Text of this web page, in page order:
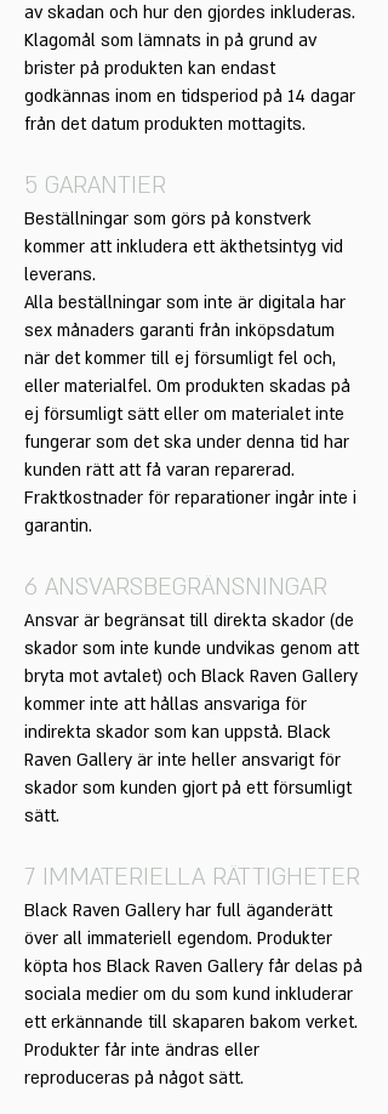
av skadan och hur den gjordes inkluderas.
Klagomål som lämnats in på grund av
brister på produkten kan endast
godkännas inom en tidsperiod på 14 dagar
från det datum produkten mottagits.
5 GARANTIER
Beställningar som görs på konstverk
kommer att inkludera ett äkthetsintyg vid
leverans.
Alla beställningar som inte är digitala har
sex månaders garanti från inköpsdatum
när det kommer till ej försumligt fel och,
eller materialfel. Om produkten skadas på
ej försumligt sätt eller om materialet inte
fungerar som det ska under denna tid har
kunden rätt att få varan reparerad.
Fraktkostnader för reparationer ingår inte i
garantin.
6 ANSVARSBEGRÄNSNINGAR
Ansvar är begränsat till direkta skador (de
skador som inte kunde undvikas genom att
bryta mot avtalet) och Black Raven Gallery
kommer inte att hållas ansvariga för
indirekta skador som kan uppstå. Black
Raven Gallery är inte heller ansvarigt för
skador som kunden gjort på ett försumligt
sätt.
7 IMMATERIELLA RÄTTIGHETER
Black Raven Gallery har full äganderätt
över all immateriell egendom. Produkter
köpta hos Black Raven Gallery får delas på
sociala medier om du som kund inkluderar
ett erkännande till skaparen bakom verket.
Produkter får inte ändras eller
reproduceras på något sätt.